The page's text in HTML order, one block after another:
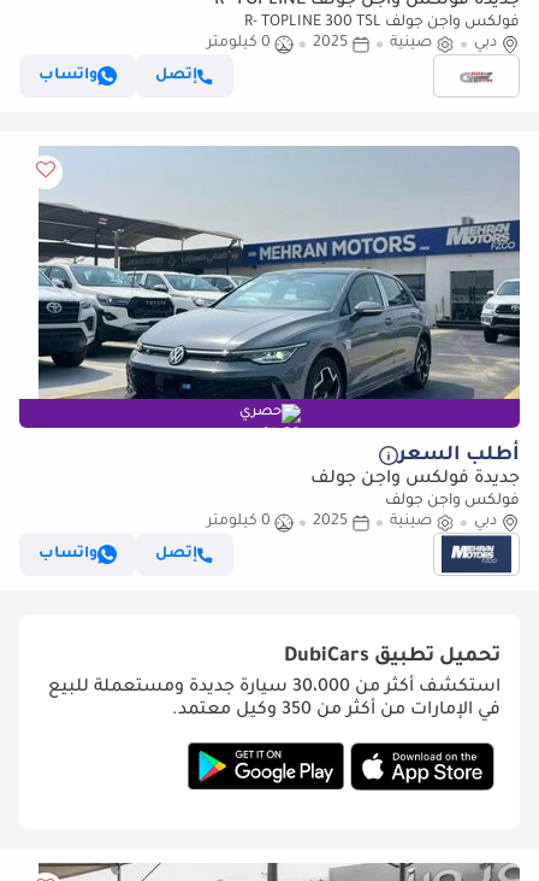
فولكس واجن جولف R- TOPLINE 300 TSL
دبي
صينية 2025
0 كيلومتر
إتصل
واتساب
حصري
أطلب السعر
جديدة فولكس واجن جولف
فولكس واجن جولف
دبي
صينية 2025
0 كيلومتر
إتصل
واتساب
تحميل تطبيق DubiCars
استكشف أكثر من 30،000 سيارة جديدة ومستعملة للبيع
في الإمارات من أكثر من 350 وكيل معتمد.